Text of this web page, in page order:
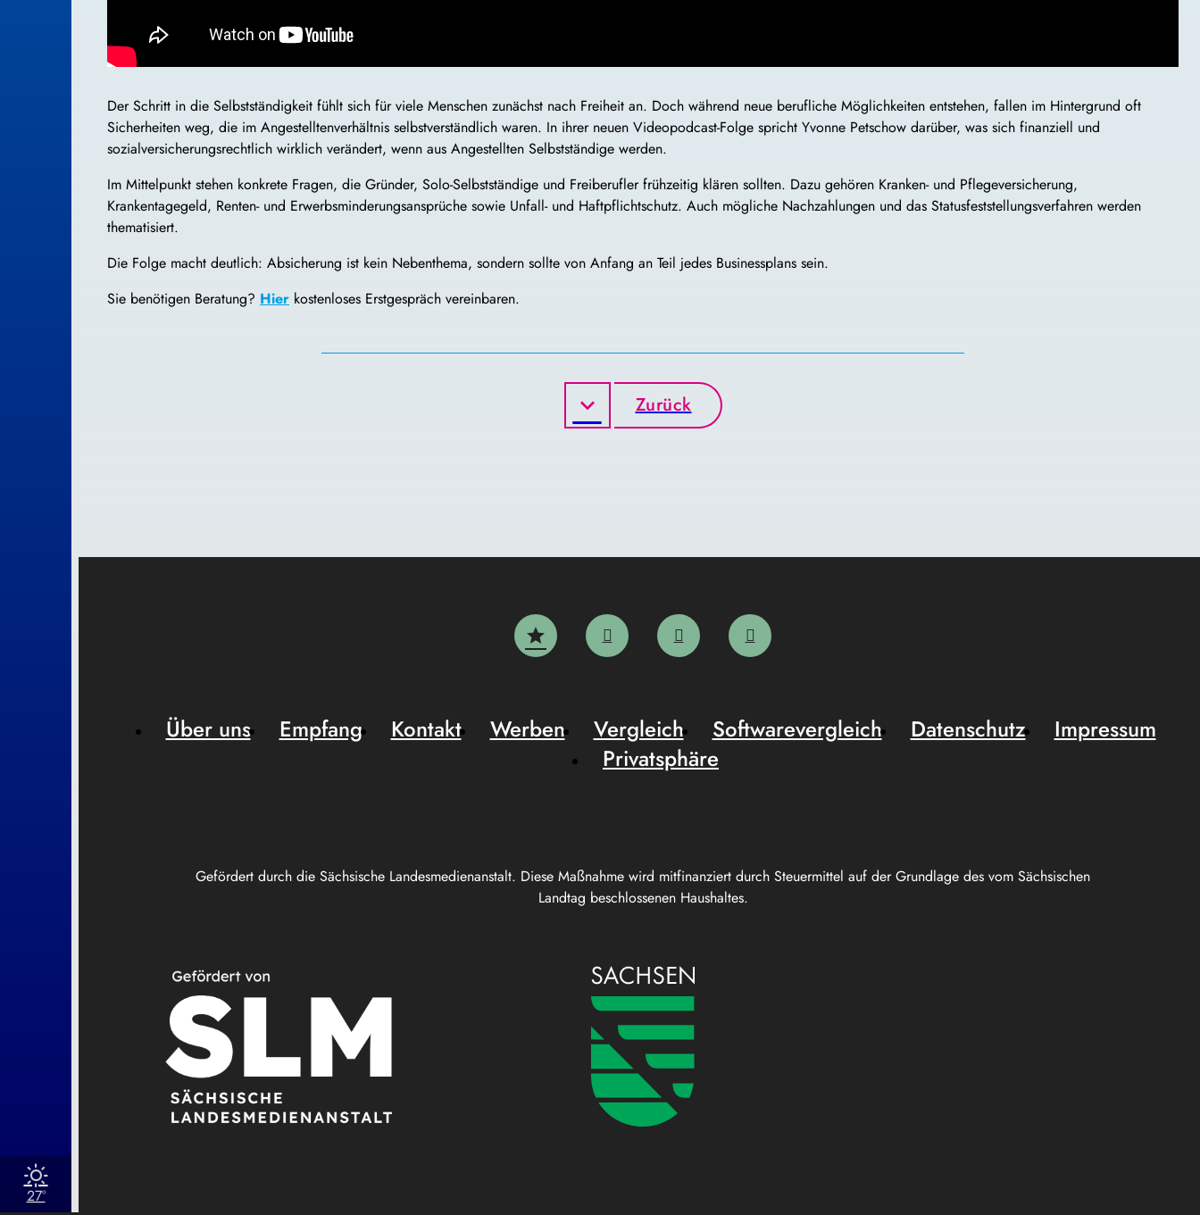
27°
Der Schritt in die Selbstständigkeit fühlt sich für viele Menschen zunächst nach Freiheit an. Doch während neue berufliche Möglichkeiten entstehen, fallen im Hintergrund oft
Sicherheiten weg, die im Angestelltenverhältnis selbstverständlich waren. In ihrer neuen Videopodcast-Folge spricht Yvonne Petschow darüber, was sich finanziell und
sozialversicherungsrechtlich wirklich verändert, wenn aus Angestellten Selbstständige werden.
Im Mittelpunkt stehen konkrete Fragen, die Gründer, Solo-Selbstständige und Freiberufler frühzeitig klären sollten. Dazu gehören Kranken- und Pflegeversicherung,
Krankentagegeld, Renten- und Erwerbsminderungsansprüche sowie Unfall- und Haftpflichtschutz. Auch mögliche Nachzahlungen und das Statusfeststellungsverfahren werden
thematisiert.
Die Folge macht deutlich: Absicherung ist kein Nebenthema, sondern sollte von Anfang an Teil jedes Businessplans sein.
Sie benötigen Beratung? Hier kostenloses Erstgespräch vereinbaren.
Zurück
Gefördert durch die Sächsische Landesmedienanstalt. Diese Maßnahme wird mitfinanziert durch Steuermittel auf der Grundlage des vom Sächsischen
Landtag beschlossenen Haushaltes.
Über uns Empfang Kontakt Werben Vergleich Softwarevergleich Datenschutz
Impressum
Privatsphäre